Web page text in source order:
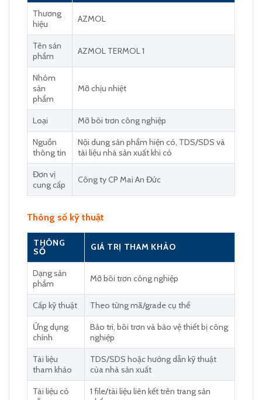
Thương
hiệu
AZMOL
Tên sản
phẩm
AZMOL TERMOL 1
Nhóm
sản
phẩm
Mỡ chịu nhiệt
Loại Mỡ bôi trơn công nghiệp
Nguồn
thông tin
Nội dung sản phẩm hiện có, TDS/SDS và
tài liệu nhà sản xuất khi có
Đơn vị
cung cấp
Công ty CP Mai An Đức
Thông số kỹ thuật
THÔNG
SỐ
GIÁ TRỊ THAM KHẢO
Dạng sản
phẩm
Mỡ bôi trơn công nghiệp
Cấp kỹ thuật Theo từng mã/grade cụ thể
Ứng dụng
chính
Bảo trì, bôi trơn và bảo vệ thiết bị công
nghiệp
Tài liệu
tham khảo
TDS/SDS hoặc hướng dẫn kỹ thuật
của nhà sản xuất
Tài liệu có
1 file/tài liệu liên kết trên trang sản